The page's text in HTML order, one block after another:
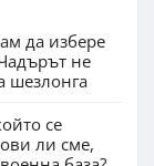
да избере
не
шезлонга
се
ли сме,